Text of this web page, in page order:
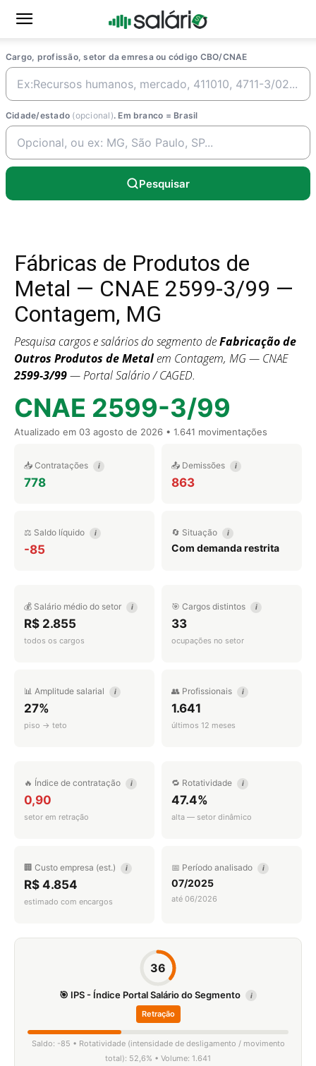
Cargo, profissão, setor da emresa ou código CBO/CNAE
Cidade/estado (opcional). Em branco = Brasil
Pesquisar
Fábricas de Produtos de
Metal — CNAE 2599-3/99 —
Contagem, MG
Pesquisa cargos e salários do segmento deFabricação de
Outros Produtos de Metalem Contagem, MG — CNAE
2599-3/99— Portal Salário / CAGED.
CNAE 2599-3/99
Atualizado em 03 agosto de 2026 • 1.641 movimentações
📥 Contratações i
778
📤 Demissões i
863
⚖️ Saldo líquido i
-85
🔄 Situação i
Com demanda restrita
💰 Salário médio do setor i
R$ 2.855
todos os cargos
🎯 Cargos distintos i
33
ocupações no setor
📊 Amplitude salarial i
27%
piso → teto
👥 Profissionais i
1.641
últimos 12 meses
🔥 Índice de contratação i
0,90
setor em retração
🔁 Rotatividade i
47.4%
alta — setor dinâmico
🏢 Custo empresa (est.) i
R$ 4.854
estimado com encargos
📅 Período analisado i
07/2025
até 06/2026
36
🎯 IPS - Índice Portal Salário do Segmento i
Retração
Saldo: -85 • Rotatividade (intensidade de desligamento / movimento
total): 52,6% • Volume: 1.641